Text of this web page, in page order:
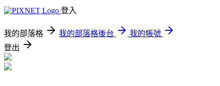
登入
我的部落格 我的部落格後台
我的帳號
登出